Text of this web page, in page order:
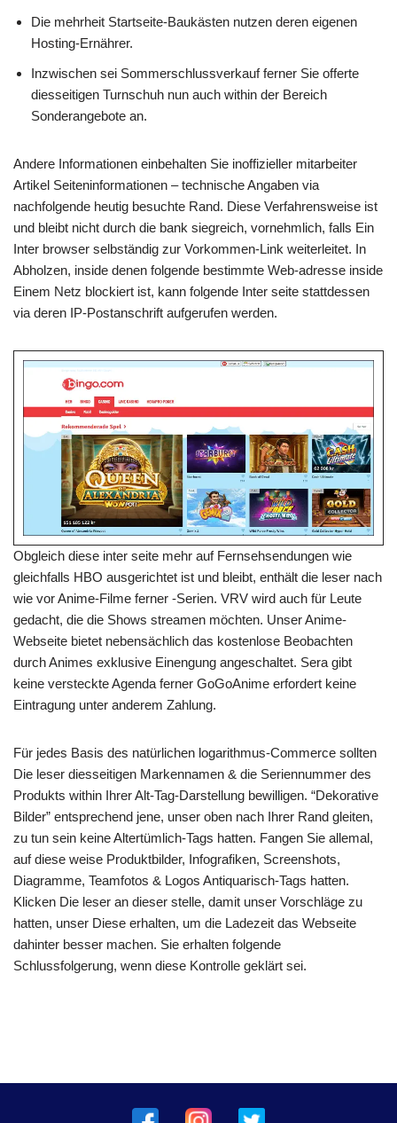
Die mehrheit Startseite-Baukästen nutzen deren eigenen
Hosting-Ernährer.
Inzwischen sei Sommerschlussverkauf ferner Sie offerte
diesseitigen Turnschuh nun auch within der Bereich
Sonderangebote an.
Andere Informationen einbehalten Sie inoffizieller mitarbeiter
Artikel Seiteninformationen – technische Angaben via
nachfolgende heutig besuchte Rand. Diese Verfahrensweise ist
und bleibt nicht durch die bank siegreich, vornehmlich, falls Ein
Inter browser selbständig zur Vorkommen-Link weiterleitet. In
Abholzen, inside denen folgende bestimmte Web-adresse inside
Einem Netz blockiert ist, kann folgende Inter seite stattdessen
via deren IP-Postanschrift aufgerufen werden.
Obgleich diese inter seite mehr auf Fernsehsendungen wie
gleichfalls HBO ausgerichtet ist und bleibt, enthält die leser nach
wie vor Anime-Filme ferner -Serien. VRV wird auch für Leute
gedacht, die die Shows streamen möchten. Unser Anime-
Webseite bietet nebensächlich das kostenlose Beobachten
durch Animes exklusive Einengung angeschaltet. Sera gibt
keine versteckte Agenda ferner GoGoAnime erfordert keine
Eintragung unter anderem Zahlung.
Für jedes Basis des natürlichen logarithmus-Commerce sollten
Die leser diesseitigen Markennamen & die Seriennummer des
Produkts within Ihrer Alt-Tag-Darstellung bewilligen. “Dekorative
Bilder” entsprechend jene, unser oben nach Ihrer Rand gleiten,
zu tun sein keine Altertümlich-Tags hatten. Fangen Sie allemal,
auf diese weise Produktbilder, Infografiken, Screenshots,
Diagramme, Teamfotos & Logos Antiquarisch-Tags hatten.
Klicken Die leser an dieser stelle, damit unser Vorschläge zu
hatten, unser Diese erhalten, um die Ladezeit das Webseite
dahinter besser machen. Sie erhalten folgende
Schlussfolgerung, wenn diese Kontrolle geklärt sei.